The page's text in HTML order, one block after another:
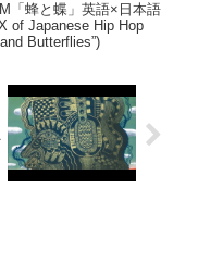
「蜂と蝶」英語×日本語
of Japanese Hip Hop
Butterflies”)